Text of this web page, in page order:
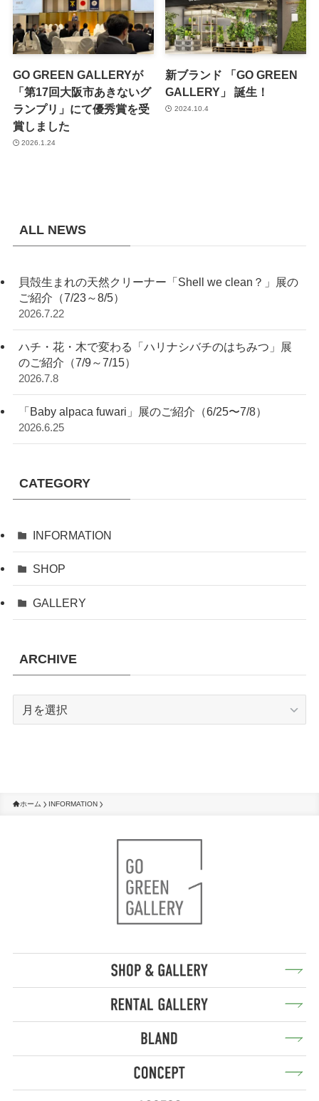
GO GREEN GALLERYが
「第17回大阪市あきないグ
ランプリ」にて優秀賞を受
賞しました
2026.1.24
新ブランド 「GO GREEN
GALLERY」 誕生！
2024.10.4
ALL NEWS
貝殻生まれの天然クリーナー「Shell we clean？」展の
ご紹介（7/23～8/5）
2026.7.22
ハチ・花・木で変わる「ハリナシバチのはちみつ」展
のご紹介（7/9～7/15）
2026.7.8
「Baby alpaca fuwari」展のご紹介（6/25〜7/8）
2026.6.25
CATEGORY
INFORMATION
SHOP
GALLERY
ARCHIVE
ARCHIVE
ホーム INFORMATION